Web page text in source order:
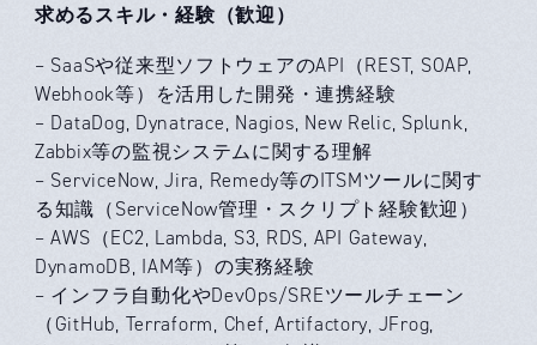
求めるスキル・経験（歓迎）
– SaaSや従来型ソフトウェアのAPI（REST, SOAP,
Webhook等）を活用した開発・連携経験
– DataDog, Dynatrace, Nagios, New Relic, Splunk,
Zabbix等の監視システムに関する理解
– ServiceNow, Jira, Remedy等のITSMツールに関す
る知識（ServiceNow管理・スクリプト経験歓迎）
– AWS（EC2, Lambda, S3, RDS, API Gateway,
DynamoDB, IAM等）の実務経験
– インフラ自動化やDevOps/SREツールチェーン
（GitHub, Terraform, Chef, Artifactory, JFrog,